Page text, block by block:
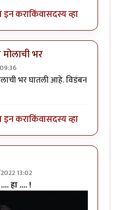
इन कराकिंवासदस्य व्हा
भर
भर घातली आहे. विडंबन
इन कराकिंवासदस्य व्हा
13:02
हा .... !